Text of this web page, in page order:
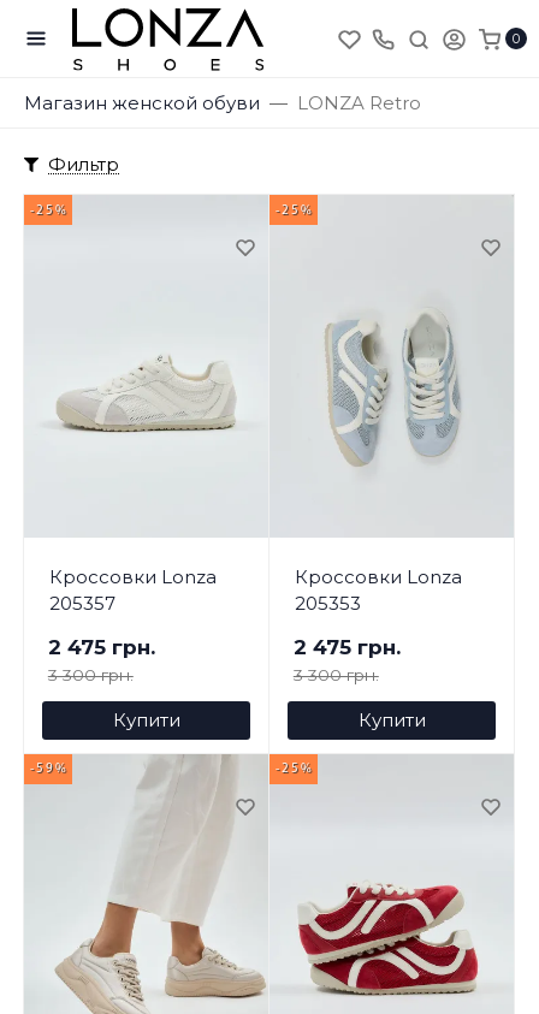
0
Магазин женской обуви LONZA Retro
Фильтр
-25%
Кроссовки Lonza
205357
2 475 грн.
3 300 грн.
Купити
-25%
Кроссовки Lonza
205353
2 475 грн.
3 300 грн.
Купити
-59% -25%